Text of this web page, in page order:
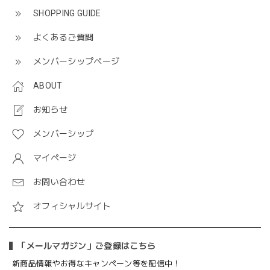
SHOPPING GUIDE
よくあるご質問
メンバーシップページ
ABOUT
お知らせ
メンバーシップ
マイページ
お問い合わせ
オフィシャルサイト
「メールマガジン」ご登録はこちら
新商品情報やお得なキャンペーン等を配信中！